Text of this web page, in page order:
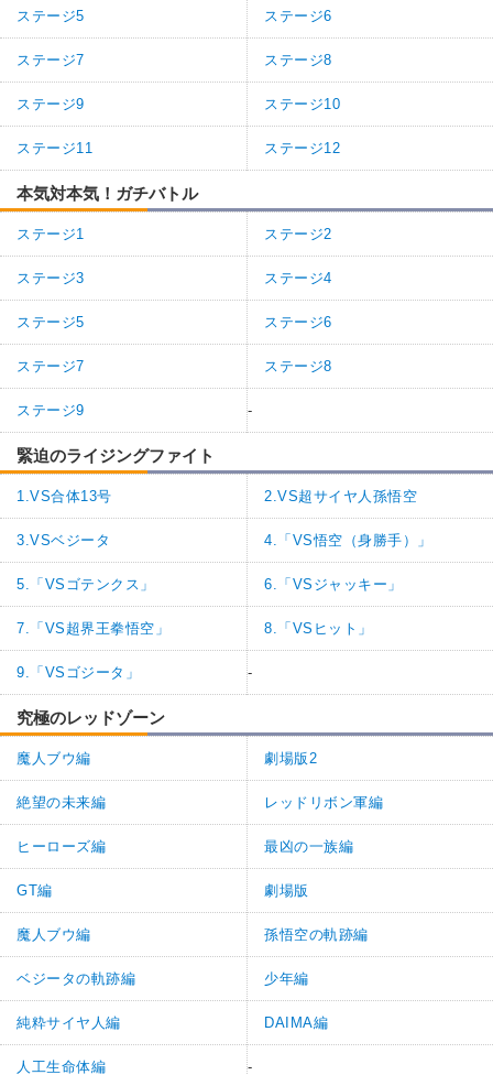
ステージ5 ステージ6
ステージ7 ステージ8
ステージ9 ステージ10
ステージ11 ステージ12
本気対本気！ガチバトル
ステージ1 ステージ2
ステージ3 ステージ4
ステージ5 ステージ6
ステージ7 ステージ8
ステージ9 -
緊迫のライジングファイト
1.VS合体13号 2.VS超サイヤ人孫悟空
3.VSベジータ 4.「VS悟空（身勝手）」
5.「VSゴテンクス」 6.「VSジャッキー」
7.「VS超界王拳悟空」 8.「VSヒット」
9.「VSゴジータ」 -
究極のレッドゾーン
魔人ブウ編 劇場版2
絶望の未来編 レッドリボン軍編
ヒーローズ編 最凶の一族編
GT編 劇場版
魔人ブウ編 孫悟空の軌跡編
ベジータの軌跡編 少年編
純粋サイヤ人編 DAIMA編
人工生命体編 -